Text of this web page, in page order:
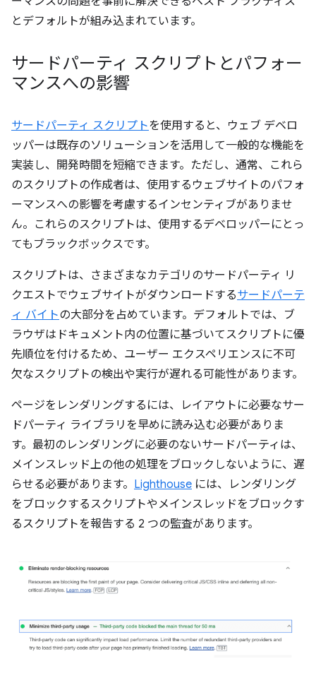
とデフォルトが組み込まれています。
サードパーティ スクリプトとパフォー
マンスへの影響
サードパーティ スクリプトを使用すると、ウェブ デベロ
ッパーは既存のソリューションを活用して一般的な機能を
実装し、開発時間を短縮できます。ただし、通常、これら
のスクリプトの作成者は、使用するウェブサイトのパフォ
ーマンスへの影響を考慮するインセンティブがありませ
ん。これらのスクリプトは、使用するデベロッパーにとっ
てもブラックボックスです。
スクリプトは、さまざまなカテゴリのサードパーティ リ
クエストでウェブサイトがダウンロードするサードパーテ
ィ バイトの大部分を占めています。デフォルトでは、ブ
ラウザはドキュメント内の位置に基づいてスクリプトに優
先順位を付けるため、ユーザー エクスペリエンスに不可
欠なスクリプトの検出や実行が遅れる可能性があります。
ページをレンダリングするには、レイアウトに必要なサー
ドパーティ ライブラリを早めに読み込む必要がありま
す。最初のレンダリングに必要のないサードパーティは、
メインスレッド上の他の処理をブロックしないように、遅
らせる必要があります。 Lighthouse には、レンダリング
をブロックするスクリプトやメインスレッドをブロックす
るスクリプトを報告する 2 つの監査があります。